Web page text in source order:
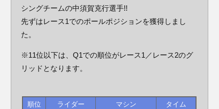
シングチームの中須賀克行選手!!
先ずはレース1でのポールポジションを獲得しまし
た。
※11位以下は、Q1での順位がレース1／レース2のグ
リッドとなります。
順位 ライダー マシン
タイム